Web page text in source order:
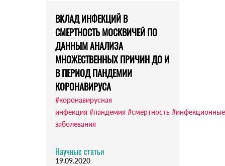
ВКЛАД ИНФЕКЦИЙ В
СМЕРТНОСТЬ МОСКВИЧЕЙ ПО
ДАННЫМ АНАЛИЗА
МНОЖЕСТВЕННЫХ ПРИЧИН ДО И
В ПЕРИОД ПАНДЕМИИ
КОРОНАВИРУСА
#коронавирусная
инфекция #пандемия #смертность #инфекционные
заболевания
Научные статьи
19.09.2020